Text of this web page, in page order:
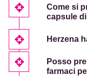
Come si
capsule
Herzena
Posso
farmaci